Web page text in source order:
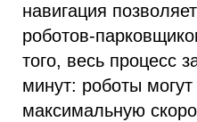
навигация
роботов-
того, весь процесс
минут: роботы могут
максимальную